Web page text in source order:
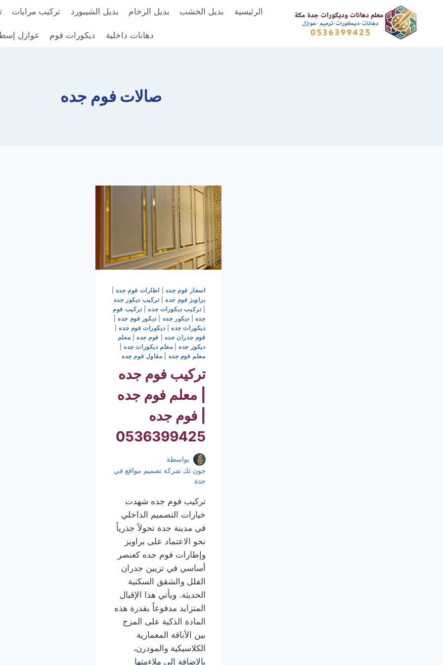
المحتوى
الرئيسية بديل الخشب بديل الرخام بديل الشيبورد تركيب مرايات
دهانات داخلية ديكورات فوم عوازل
صالات فوم جده
اسعار فوم جده اطارات فوم جده
براويز فوم جده|تركيب ديكور جده
|تركيب ديكورات جده|تركيب فوم
جده
ديكور جده ديكور فوم جده|
ديكورات جده| ديكورات فوم جده|
فوم جدران جده
فوم جده
معلم
ديكور جده| معلم ديكورات جده
معلم فوم جده
مقاول فوم جده
تركيب فوم جده
| معلم فوم جده
| فوم جده
0536399425
بواسطة
جون تك شركة تصميم مواقع في
جدة
تركيب فوم جده شهدت
خيارات التصميم الداخلي
في مدينة جدة تحولاً جذرياً
نحو الاعتماد على براويز
وإطارات فوم جده كعنصر
أساسي في تزيين جدران
الفلل والشقق السكنية
الحديثة. ويأتي هذا الإقبال
المتزايد مدفوعاً بقدرة هذه
المادة الذكية على المزج
بين الأناقة المعمارية
الكلاسيكية والمودرن،
بالإضافة إلى ملاءمتها